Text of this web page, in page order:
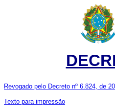
Revogado pelo Decreto nº 6.824, de
Texto para impressão